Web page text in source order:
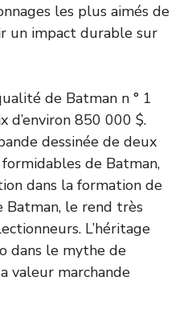
les plus aimés de
un impact durable sur
de Batman n ° 1
850 000 $.
dessinée de deux
de Batman,
dans la formation de
Batman, le rend très
L’héritage
dans le mythe de
valeur marchande